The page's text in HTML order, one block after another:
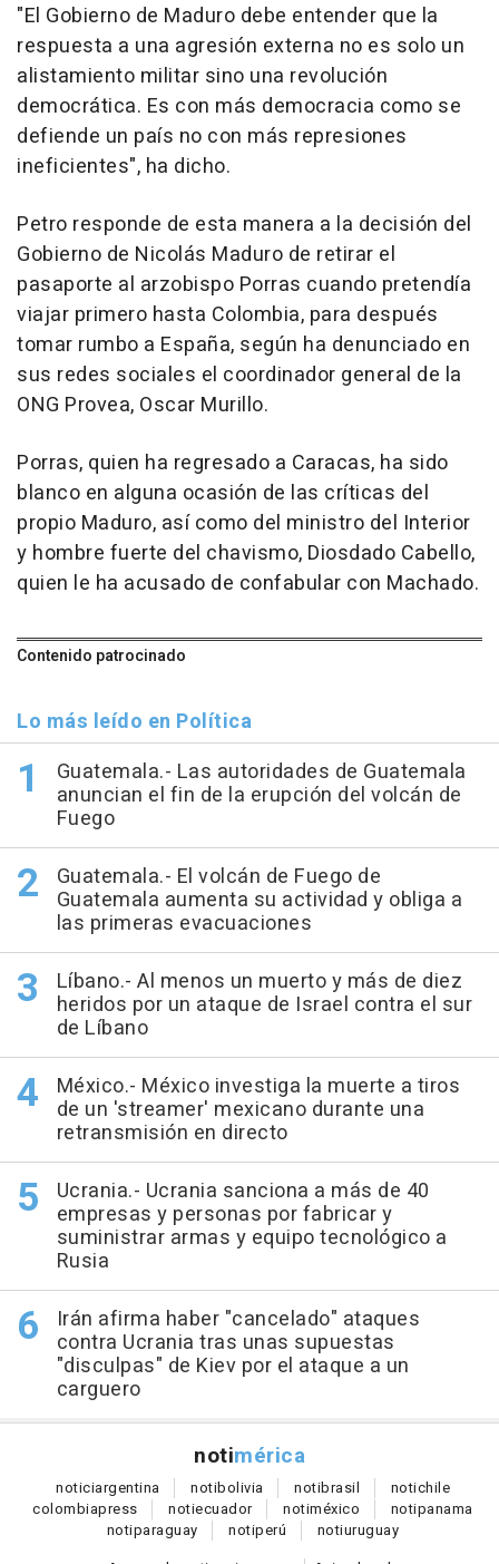
"El Gobierno de Maduro debe entender que la
respuesta a una agresión externa no es solo un
alistamiento militar sino una revolución
democrática. Es con más democracia como se
defiende un país no con más represiones
ineficientes", ha dicho.
Petro responde de esta manera a la decisión del
Gobierno de Nicolás Maduro de retirar el
pasaporte al arzobispo Porras cuando pretendía
viajar primero hasta Colombia, para después
tomar rumbo a España, según ha denunciado en
sus redes sociales el coordinador general de la
ONG Provea, Oscar Murillo.
Porras, quien ha regresado a Caracas, ha sido
blanco en alguna ocasión de las críticas del
propio Maduro, así como del ministro del Interior
y hombre fuerte del chavismo, Diosdado Cabello,
quien le ha acusado de confabular con Machado.
Contenido patrocinado
Lo más leído en Política
Guatemala.- Las autoridades de Guatemala
anuncian el fin de la erupción del volcán de
Fuego
Guatemala.- El volcán de Fuego de
Guatemala aumenta su actividad y obliga a
las primeras evacuaciones
Líbano.- Al menos un muerto y más de diez
heridos por un ataque de Israel contra el sur
de Líbano
México.- México investiga la muerte a tiros
de un 'streamer' mexicano durante una
retransmisión en directo
Ucrania.- Ucrania sanciona a más de 40
empresas y personas por fabricar y
suministrar armas y equipo tecnológico a
Rusia
Irán afirma haber "cancelado" ataques
contra Ucrania tras unas supuestas
"disculpas" de Kiev por el ataque a un
carguero
notimérica
noticiargentina notibolivia notibrasil notichile
colombiapress notiecuador notiméxico notipanama
notiparaguay notiperú notiuruguay